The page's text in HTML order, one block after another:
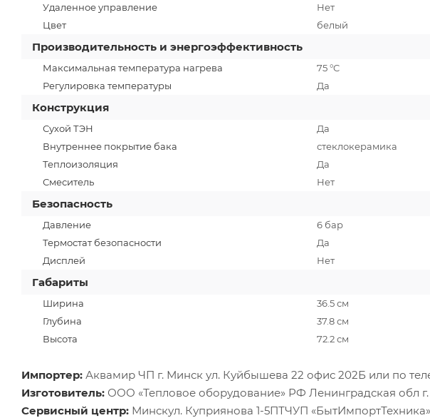
Удаленное управление
Нет
Цвет
белый
Производительность и энергоэффективность
Максимальная температура нагрева
75 °C
Регулировка температуры
Да
Конструкция
Сухой ТЭН
Да
Внутреннее покрытие бака
стеклокерамика
Теплоизоляция
Да
Смеситель
Нет
Безопасность
Давление
6 бар
Термостат безопасности
Да
Дисплей
Нет
Габариты
Ширина
36.5 см
Глубина
37.8 см
Высота
72.2 см
Импортер: Аквамир ЧП г. Минск ул. Куйбышева 22 офис 202Б или по
Изготовитель: ООО «Тепловое оборудование» РФ Ленинградская обл
Сервисный центр: Минскул. Куприянова 1-5ПТЧУП «БытИмпортТехника»